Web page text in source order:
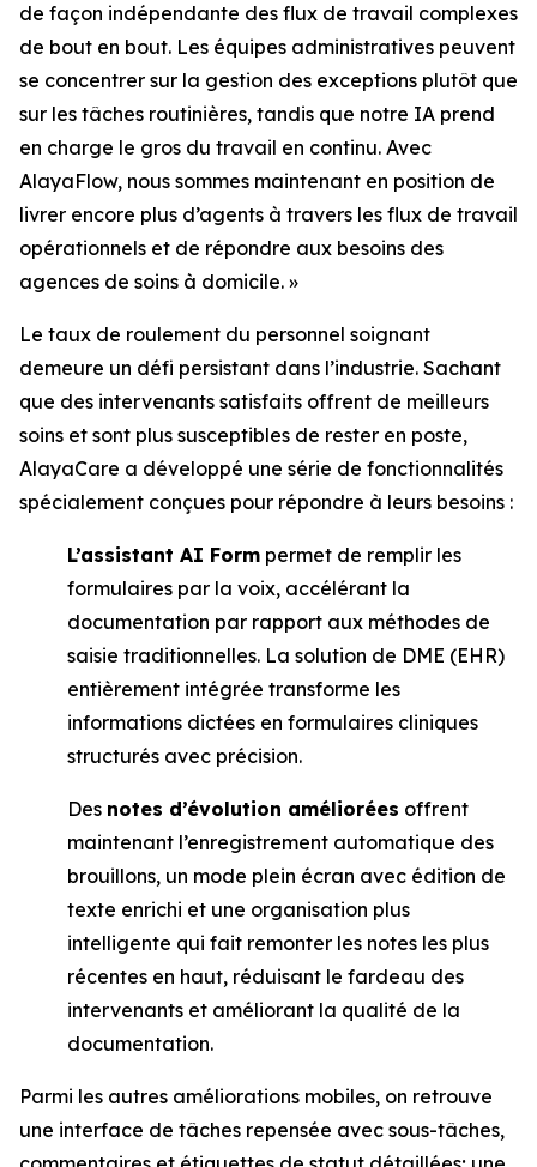
de façon indépendante des flux de travail complexes
de bout en bout. Les équipes administratives peuvent
se concentrer sur la gestion des exceptions plutôt que
sur les tâches routinières, tandis que notre IA prend
en charge le gros du travail en continu. Avec
AlayaFlow, nous sommes maintenant en position de
livrer encore plus d’agents à travers les flux de travail
opérationnels et de répondre aux besoins des
agences de soins à domicile. »
Le taux de roulement du personnel soignant
demeure un défi persistant dans l’industrie. Sachant
que des intervenants satisfaits offrent de meilleurs
soins et sont plus susceptibles de rester en poste,
AlayaCare a développé une série de fonctionnalités
spécialement conçues pour répondre à leurs besoins :
L’assistant AI Form permet de remplir les
formulaires par la voix, accélérant la
documentation par rapport aux méthodes de
saisie traditionnelles. La solution de DME (EHR)
entièrement intégrée transforme les
informations dictées en formulaires cliniques
structurés avec précision.
Des notes d’évolution améliorées offrent
maintenant l’enregistrement automatique des
brouillons, un mode plein écran avec édition de
texte enrichi et une organisation plus
intelligente qui fait remonter les notes les plus
récentes en haut, réduisant le fardeau des
intervenants et améliorant la qualité de la
documentation.
Parmi les autres améliorations mobiles, on retrouve
une interface de tâches repensée avec sous-tâches,